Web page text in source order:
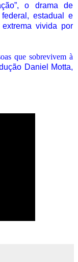
o drama de
estadual e
vivida por
que sobrevivem à
Daniel Motta,